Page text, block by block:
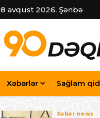
8 avqust 2026. Şənbə
Xəbərlər Sağlam
Xəbər news